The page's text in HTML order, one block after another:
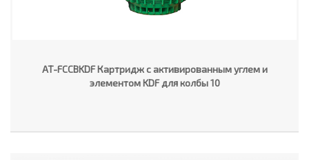
AT-FCCBKDF Картридж с активированным углем и
элементом KDF для колбы 10